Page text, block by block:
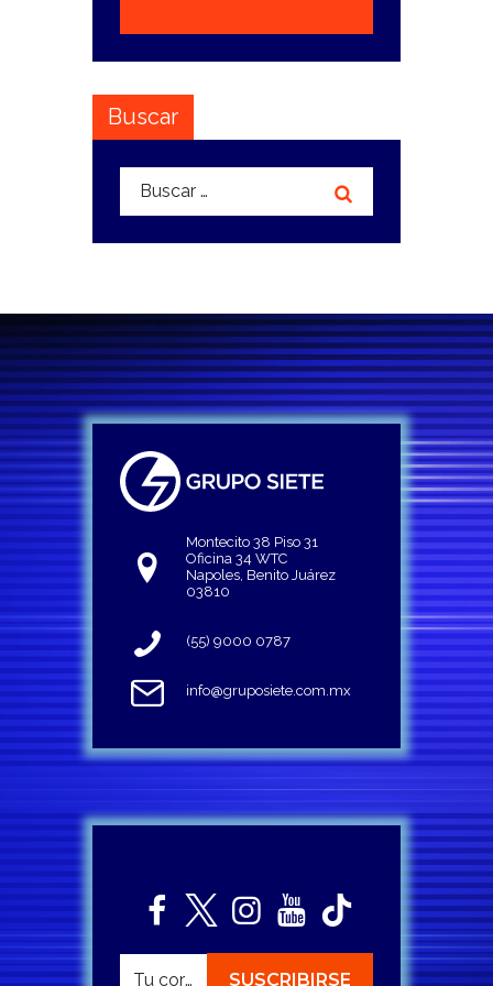
Buscar
Buscar:
Montecito 38 Piso 31
Oficina 34 WTC
Napoles, Benito Juárez
03810
(55) 9000 0787
info@gruposiete.com.mx